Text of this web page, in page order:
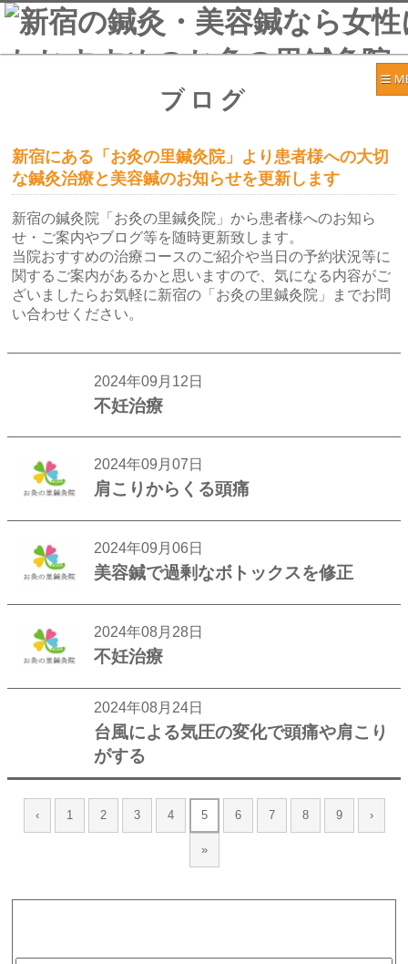
ブログ
新宿にある「お灸の里鍼灸院」より患者様への大切
な鍼灸治療と美容鍼のお知らせを更新します
新宿の鍼灸院「お灸の里鍼灸院」から患者様へのお知ら
せ・ご案内やブログ等を随時更新致します。
当院おすすめの治療コースのご紹介や当日の予約状況等に
関するご案内があるかと思いますので、気になる内容がご
ざいましたらお気軽に新宿の「お灸の里鍼灸院」までお問
い合わせください。
2024年09月12日
不妊治療
2024年09月07日
肩こりからくる頭痛
2024年09月06日
美容鍼で過剰なボトックスを修正
2024年08月28日
不妊治療
2024年08月24日
台風による気圧の変化で頭痛や肩こり
がする
‹ 1 2 3 4 5 6 7 8 9 ›
»